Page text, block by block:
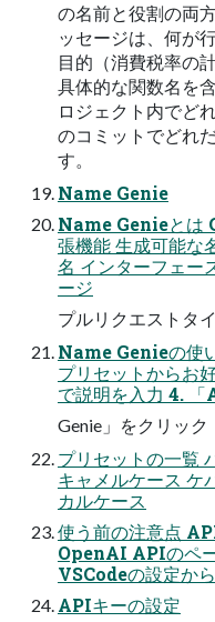
の名前と役割の両
ッセージは、何が
目的（消費税率の
具体的な関数名を
ロジェクト内でど
のコミットでどれ
す。
Name Genie
Name Genieとは
張機能 生成可能な
名 インターフェー
ージ
プルリクエストタ
Name Genieの使
プリセットからお
で説明を入力 4.
Genie」をクリック
プリセットの一覧
キャメルケース ケ
カルケース
使う前の注意点
OpenAI APIのペ
VSCodeの設定か
APIキーの設定